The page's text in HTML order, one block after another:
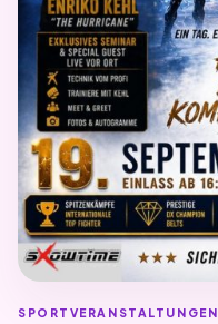
SPORTVERANSTALTUNGEN